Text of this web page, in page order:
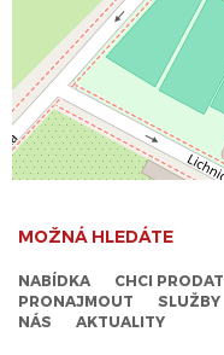
MOŽNÁ HLEDÁTE
NABÍDKA CHCI PRODAT
PRONAJMOUT
SLUŽBY
NÁS
AKTUALITY